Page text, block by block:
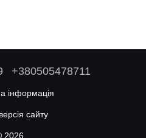
+380505478711
інформація
сайту
2026